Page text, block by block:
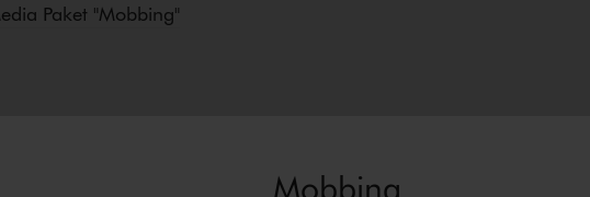
Paket "Mobbing"